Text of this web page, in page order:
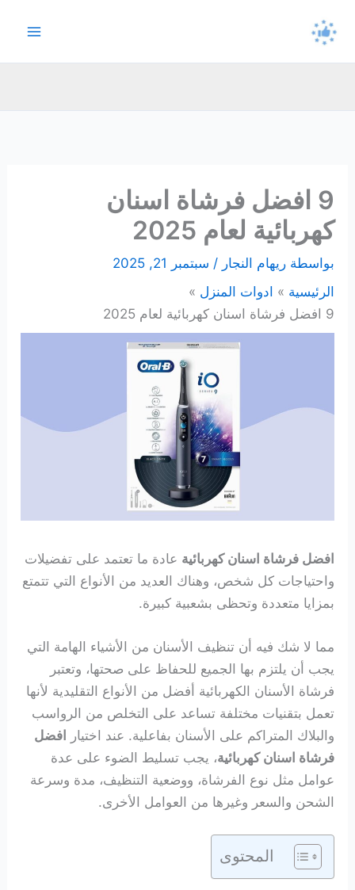
9 افضل فرشاة اسنان
كهربائية لعام 2025
بواسطة ريهام النجار/ سبتمبر 21, 2025
الرئيسية
ادوات المنزل
9 افضل فرشاة اسنان كهربائية لعام 2025
افضل فرشاة اسنان كهربائية عادة ما تعتمد على تفضيلات
واحتياجات كل شخص، وهناك العديد من الأنواع التي تتمتع
بمزايا متعددة وتحظى بشعبية كبيرة.
مما لا شك فيه أن تنظيف الأسنان من الأشياء الهامة التي
يجب أن يلتزم بها الجميع للحفاظ على صحتها، وتعتبر
فرشاة الأسنان الكهربائية أفضل من الأنواع التقليدية لأنها
تعمل بتقنيات مختلفة تساعد على التخلص من الرواسب
والبلاك المتراكم على الأسنان بفاعلية. عند اختيار
افضل
فرشاة اسنان كهربائية، يجب تسليط الضوء على عدة
عوامل مثل نوع الفرشاة، ووضعية التنظيف، مدة وسرعة
الشحن والسعر وغيرها من العوامل الأخرى.
المحتوى